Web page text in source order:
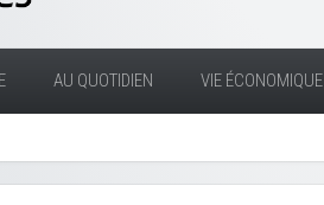
AU QUOTIDIEN VIE ÉCONOMIQUE